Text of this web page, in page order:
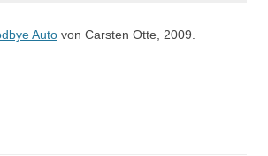
Auto von Carsten Otte, 2009.